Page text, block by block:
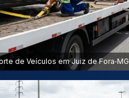
de Veículos em Juiz de Fora‑MG